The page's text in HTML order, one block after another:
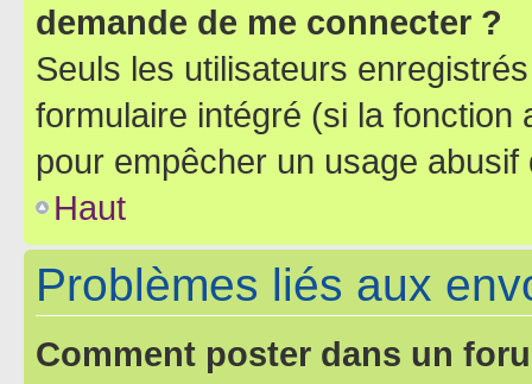
demande de me connecter ?
Seuls les utilisateurs
formulaire intégré (si la fonction
pour empêcher un usage
Haut
Problèmes liés aux
Comment poster dans un